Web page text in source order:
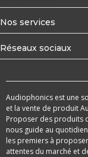
Nos services
Réseaux sociaux
Audiophonics est une
et la vente de produit
Proposer des produits
nous guide au
les premiers à
attentes du marché et